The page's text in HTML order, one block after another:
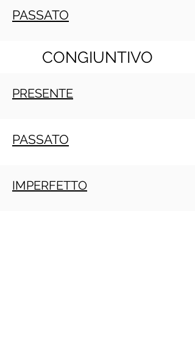
PASSATO
CONGIUNTIVO
PRESENTE
PASSATO
IMPERFETTO